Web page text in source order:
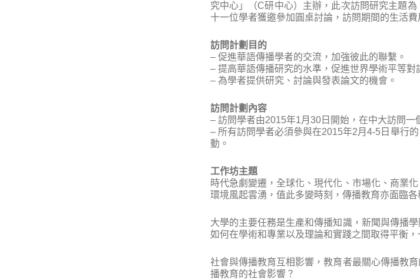
究中心」（C研中心）主辦，此次訪問研究主題
十一位學者獲邀參加圓桌討論，訪問期間的生活費
訪問計劃目的
– 促進華語傳播學者的交流，加強彼此的聯繫。
– 提高華語傳播研究的水準，促進世界學術平等對
– 為學者提供研究、討論與發表論文的機會。
訪問計劃內容
– 訪問學者由2015年1月30日開始，在中大訪問
– 所有訪問學者必須參與在2015年2月4-5日舉行
動。
工作坊主題
時代急劇變遷，全球化、現代化、市場化、商業
環境風起雲湧，值此多變時刻，傳播教育亦面臨各
大學的主要任務是生產和傳播知識，新聞與傳播
如何在學術和專業以及理論和實踐之間取得平衡
社會與傳播教育互相影響，教育者最關心傳播教
播教育的社會影響？